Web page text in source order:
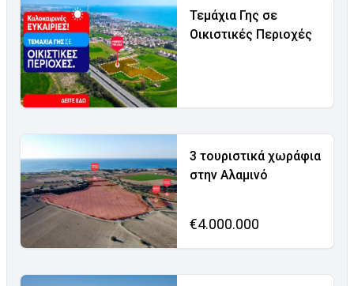
Τεμάχια Γης σε
Οικιστικές Περιοχές
3 τουριστικά χωράφια
στην Αλαμινό
€4.000.000